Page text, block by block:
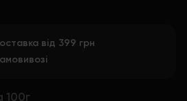
від 399 грн
100г